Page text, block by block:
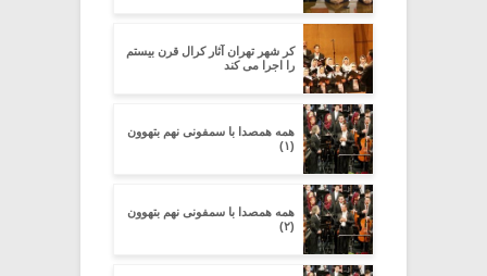
کر شهر تهران آثار کرال قرن بیستم
را اجرا می کند
همه همصدا با سمفونی نهم بتهوون
(۱)
همه همصدا با سمفونی نهم بتهوون
(۲)